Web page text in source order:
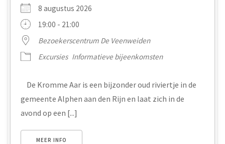
8 augustus 2026
19:00 - 21:00
Bezoekerscentrum De Veenweiden
Excursies Informatieve bijeenkomsten
De Kromme Aar is een bijzonder oud riviertje in de
gemeente Alphen aan den Rijn en laat zich in de
avond op een [...]
MEER INFO